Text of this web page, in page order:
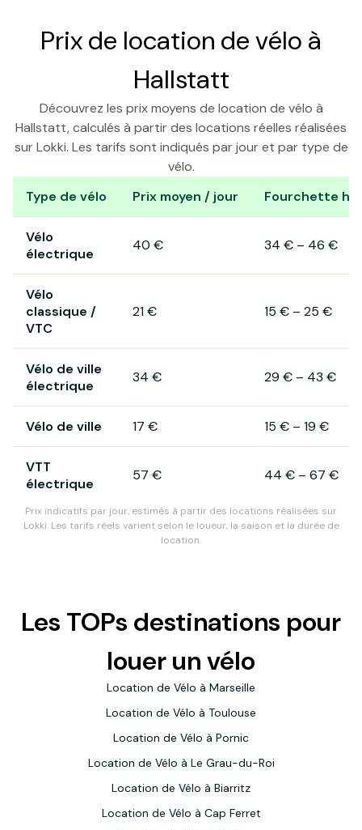
Prix de location de vélo à
Hallstatt
Découvrez les prix moyens de location de vélo à
Hallstatt, calculés à partir des locations réelles réalisées
sur Lokki. Les tarifs sont indiqués par jour et par type de
vélo.
Type de vélo Prix moyen / jour Fourchette
Vélo
électrique
40 € 34 € – 46 €
Vélo
classique /
VTC
21 € 15 € – 25 €
Vélo de ville
électrique
34 € 29 € – 43 €
Vélo de ville 17 € 15 € – 19 €
VTT
électrique
57 € 44 € – 67 €
Prix indicatifs par jour, estimés à partir des locations réalisées sur
Lokki. Les tarifs réels varient selon le loueur, la saison et la durée de
location.
Les TOPs destinations pour
louer un vélo
Location de Vélo à Marseille
Location de Vélo à Toulouse
Location de Vélo à Pornic
Location de Vélo à Le Grau-du-Roi
Location de Vélo à Biarritz
Location de Vélo à Cap Ferret